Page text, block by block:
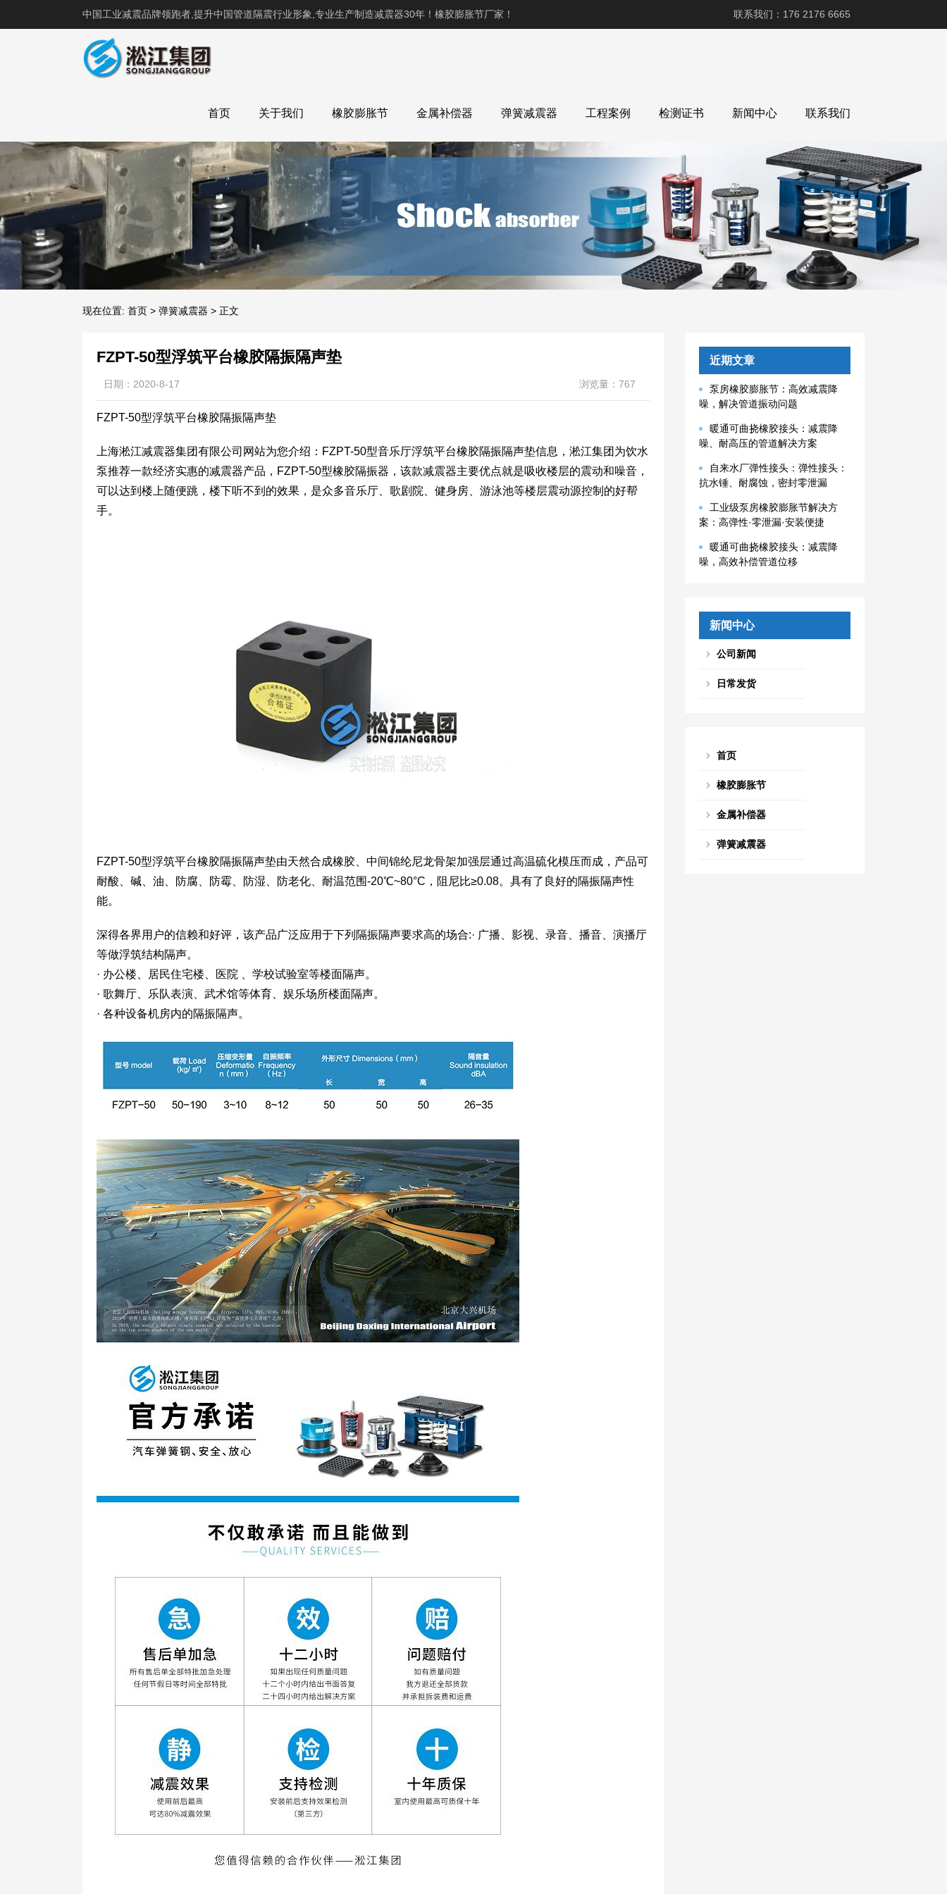
中国工业减震品牌领跑者,提升中国管道隔震行业形象,专业生产制造减震器30年！橡胶膨胀节厂家！ 联系我们：176 2176 6665
首页 关于我们 橡胶膨胀节 金属补偿器 弹簧减震器 工程案例 检测证书 新闻中心 联系我们
现在位置: 首页 > 弹簧减震器 > 正文
FZPT-50型浮筑平台橡胶隔振隔声垫
日期：2020-8-17 浏览量：767
FZPT-50型浮筑平台橡胶隔振隔声垫
上海淞江减震器集团有限公司网站为您介绍：FZPT-50型音乐厅浮筑平台橡胶隔振隔声垫信息，淞江集团为饮水
泵推荐一款经济实惠的减震器产品，FZPT-50型橡胶隔振器，该款减震器主要优点就是吸收楼层的震动和噪音，
可以达到楼上随便跳，楼下听不到的效果，是众多音乐厅、歌剧院、健身房、游泳池等楼层震动源控制的好帮
手。
FZPT-50型浮筑平台橡胶隔振隔声垫由天然合成橡胶、中间锦纶尼龙骨架加强层通过高温硫化模压而成，产品可
耐酸、碱、油、防腐、防霉、防湿、防老化、耐温范围-20℃~80°C，阻尼比≥0.08。具有了良好的隔振隔声性
能。
深得各界用户的信赖和好评，该产品广泛应用于下列隔振隔声要求高的场合:· 广播、影视、录音、播音、演播厅
等做浮筑结构隔声。
· 办公楼、居民住宅楼、医院 、学校试验室等楼面隔声。
· 歌舞厅、乐队表演、武术馆等体育、娱乐场所楼面隔声。
· 各种设备机房内的隔振隔声。
近期文章
泵房橡胶膨胀节：高效减震降
噪，解决管道振动问题
暖通可曲挠橡胶接头：减震降
噪、耐高压的管道解决方案
自来水厂弹性接头：弹性接头：
抗水锤、耐腐蚀，密封零泄漏
工业级泵房橡胶膨胀节解决方
案：高弹性·零泄漏·安装便捷
暖通可曲挠橡胶接头：减震降
噪，高效补偿管道位移
新闻中心
公司新闻
日常发货
首页
橡胶膨胀节
金属补偿器
弹簧减震器